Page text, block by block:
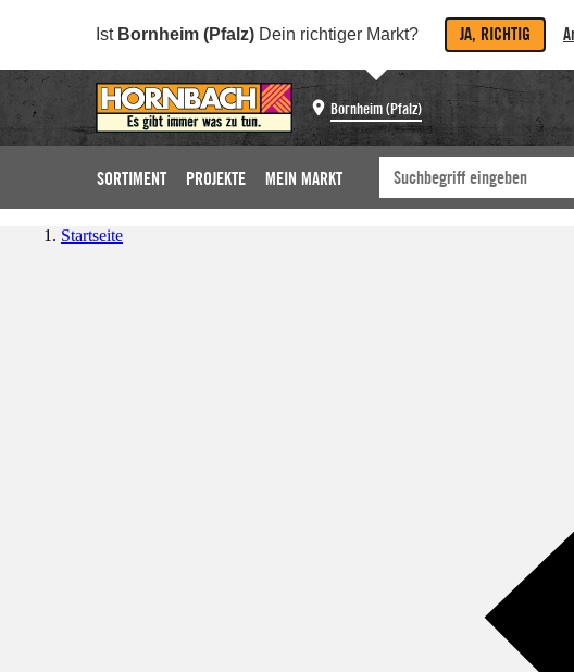
Ist Bornheim (Pfalz) Dein richtiger Markt? JA, RICHTIG
Bornheim (Pfalz)
SORTIMENT PROJEKTE MEIN MARKT
Startseite